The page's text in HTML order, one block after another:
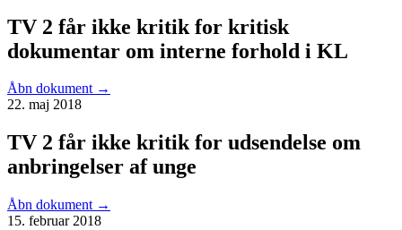
TV 2 får ikke kritik for kritisk
dokumentar om interne forhold i KL
Åbn dokument →
22. maj 2018
TV 2 får ikke kritik for udsendelse om
anbringelser af unge
Åbn dokument →
15. februar 2018